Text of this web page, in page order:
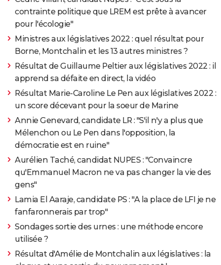
contrainte politique que LREM est prête à avancer
pour l'écologie"
Ministres aux législatives 2022 : quel résultat pour
Borne, Montchalin et les 13 autres ministres ?
Résultat de Guillaume Peltier aux législatives 2022 : il
apprend sa défaite en direct, la vidéo
Résultat Marie-Caroline Le Pen aux législatives 2022 :
un score décevant pour la soeur de Marine
Annie Genevard, candidate LR : "S'il n'y a plus que
Mélenchon ou Le Pen dans l'opposition, la
démocratie est en ruine"
Aurélien Taché, candidat NUPES : "Convaincre
qu'Emmanuel Macron ne va pas changer la vie des
gens"
Lamia El Aaraje, candidate PS : "A la place de LFI je ne
fanfaronnerais par trop"
Sondages sortie des urnes : une méthode encore
utilisée ?
Résultat d'Amélie de Montchalin aux législatives : la